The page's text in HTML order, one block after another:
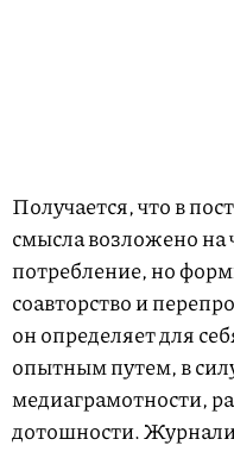
Получается, что в
смысла возложено на
потребление, но
соавторство и
он определяет для
опытным путем, в
медиаграмотности,
дотошности.